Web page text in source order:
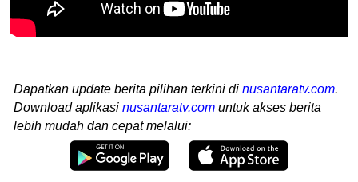
Dapatkan update berita pilihan terkini di nusantaratv.com.
Download aplikasi nusantaratv.com untuk akses berita
lebih mudah dan cepat melalui: